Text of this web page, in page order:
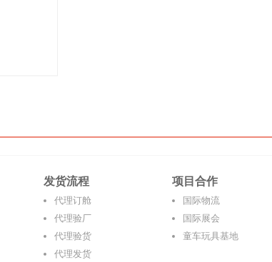
发货流程
代理订舱
代理验厂
代理验货
代理发货
项目合作
国际物流
国际展会
童车玩具基地